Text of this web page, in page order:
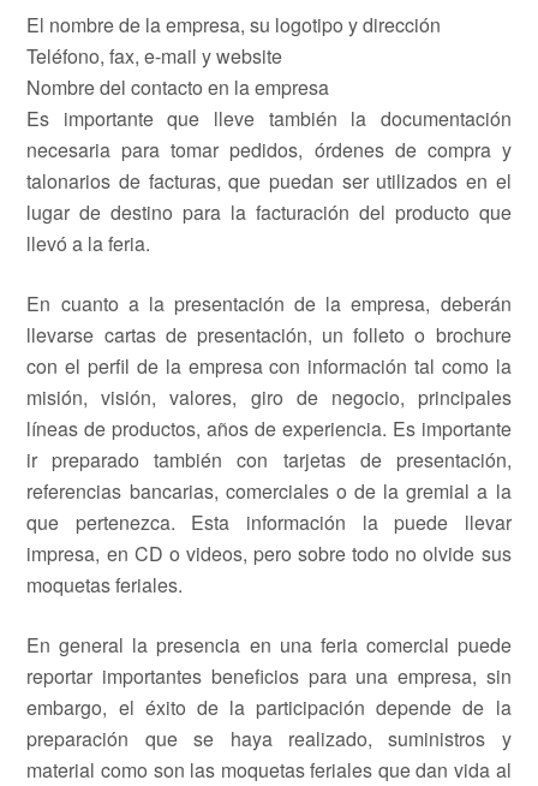
El nombre de la empresa, su logotipo y dirección
Teléfono, fax, e-mail y website
Nombre del contacto en la empresa
Es importante que lleve también la documentación
necesaria para tomar pedidos, órdenes de compra y
talonarios de facturas, que puedan ser utilizados en el
lugar de destino para la facturación del producto que
llevó a la feria.
En cuanto a la presentación de la empresa, deberán
llevarse cartas de presentación, un folleto o brochure
con el perfil de la empresa con información tal como la
misión, visión, valores, giro de negocio, principales
líneas de productos, años de experiencia. Es importante
ir preparado también con tarjetas de presentación,
referencias bancarias, comerciales o de la gremial a la
que pertenezca. Esta información la puede llevar
impresa, en CD o videos, pero sobre todo no olvide sus
moquetas feriales.
En general la presencia en una feria comercial puede
reportar importantes beneficios para una empresa, sin
embargo, el éxito de la participación depende de la
preparación que se haya realizado, suministros y
material como son las moquetas feriales que dan vida al